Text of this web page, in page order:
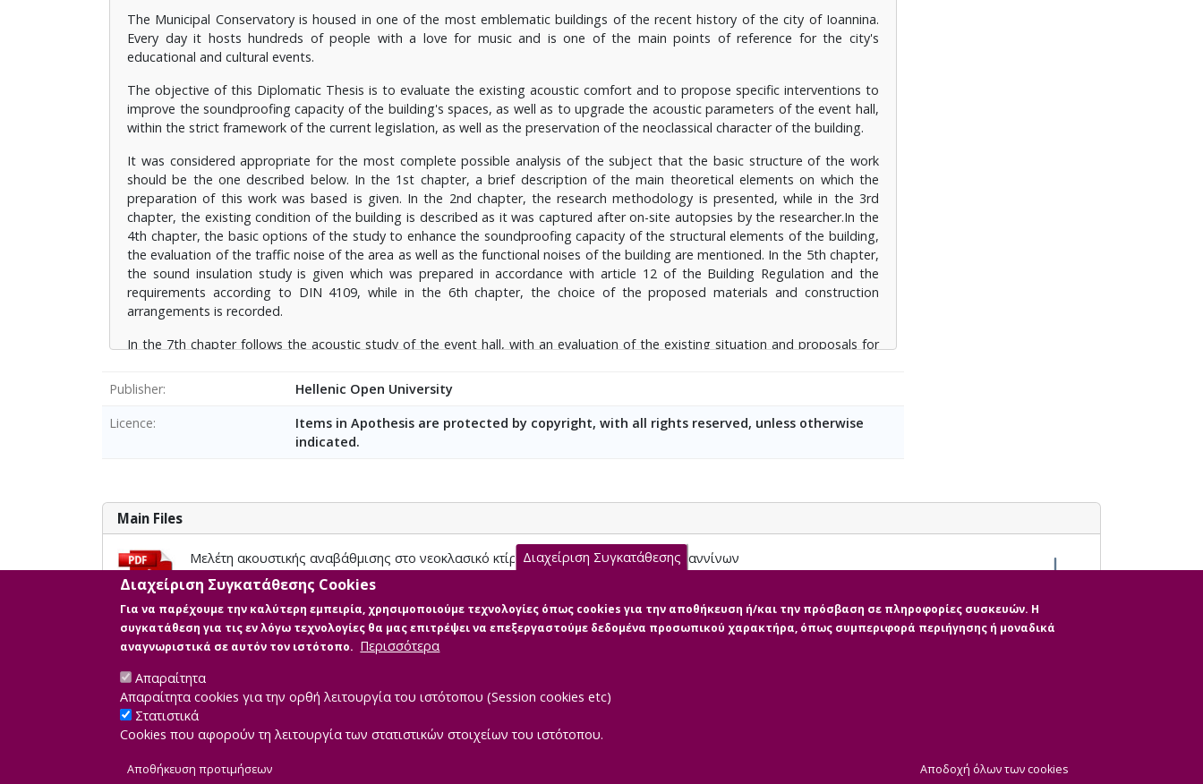
Στο 7οκεφάλαιο ακολουθεί η ακουστική μελέτη της αίθουσας εκδηλώσεων, με αξιολόγηση της υφιστάμενης κατάστασης
και προτάσεις βελτίωσης των ακουστικών συνθηκών, με την χρήση ειδικά διαμορφωμένων υπολογιστικών φύλλων καθώς
επίσης και εξειδικευμένου λογισμικού. Τέλος, στο 8
The Municipal Conservatory is housed in one of the most emblematic buildings of the recent history of the city of Ioannina.
Every day it hosts hundreds of people with a love for music and is one of the main points of reference for the city's
educational and cultural events.
The objective of this Diplomatic Thesis is to evaluate the existing acoustic comfort and to propose specific interventions to
improve the soundproofing capacity of the building's spaces, as well as to upgrade the acoustic parameters of the event hall,
within the strict framework of the current legislation, as well as the preservation of the neoclassical character of the building.
It was considered appropriate for the most complete possible analysis of the subject that the basic structure of the work
should be the one described below. In the 1st chapter, a brief description of the main theoretical elements on which the
preparation of this work was based is given. In the 2nd chapter, the research methodology is presented, while in the 3rd
chapter, the existing condition of the building is described as it was captured after on-site autopsies by the researcher.In the
4th chapter, the basic options of the study to enhance the soundproofing capacity of the structural elements of the building,
the evaluation of the traffic noise of the area as well as the functional noises of the building are mentioned. In the 5th chapter,
the sound insulation study is given which was prepared in accordance with article 12 of the Building Regulation and the
requirements according to DIN 4109, while in the 6th chapter, the choice of the proposed materials and construction
arrangements is recorded.
In the 7th chapter follows the acoustic study of the event hall, with an evaluation of the existing situation and proposals for
the 8th chapter the conclusions of the research are given.
Publisher
Hellenic Open University
Licence
Items in Apothesis are protected by copyright, with all rights reserved, unless otherwise
indicated.
Main Files
Μελέτη ακουστικής αναβάθμισης στο νεοκλασικό κτίριο του Δημοτικού Ωδείου Ιωαννίνων
Description: ΤΑΣΙΟΣ _ΜΔΕ_ΑΣΠΔΕ .pdf (pdf)
Size: 8.0 MB
Developed byINTEROPTICS|Powered byReasonableGraph.org
Διαχείριση Συγκατάθεσης
Διαχείριση Συγκατάθεσης Cookies
Για να παρέχουμε την καλύτερη εμπειρία, χρησιμοποιούμε τεχνολογίες όπως cookies για την αποθήκευση ή/και την πρόσβαση σε πληροφορίες συσκευών. Η
συγκατάθεση για τις εν λόγω τεχνολογίες θα μας επιτρέψει να επεξεργαστούμε δεδομένα προσωπικού χαρακτήρα, όπως συμπεριφορά περιήγησης ή μοναδικά
αναγνωριστικά σε αυτόν τον ιστότοπο. Περισσότερα
Απαραίτητα
Απαραίτητα cookies για την ορθή λειτουργία του ιστότοπου (Session cookies etc)
Στατιστικά
Cookies που αφορούν τη λειτουργία των στατιστικών στοιχείων του ιστότοπου.
Αποθήκευση προτιμήσεων Αποδοχή όλων των cookies